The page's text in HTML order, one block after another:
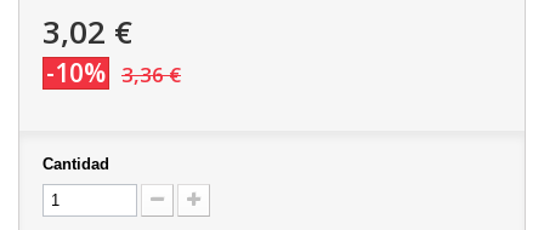
3,02 €
-10% 3,36 €
Cantidad